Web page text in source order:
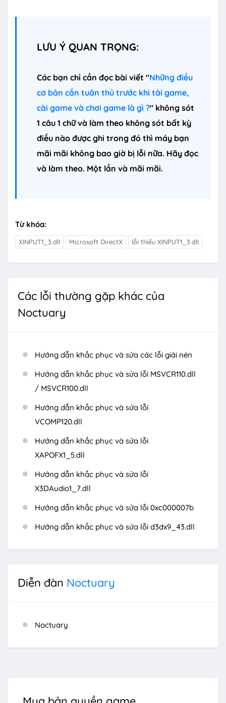
LƯU Ý QUAN TRỌNG:
Các bạn chỉ cần đọc bài viết "Những điều
cơ bản cần tuân thủ trước khi tải game,
cài game và chơi game là gì ?" không sót
1 câu 1 chữ và làm theo không sót bất kỳ
điều nào được ghi trong đó thì máy bạn
mãi mãi không bao giờ bị lỗi nữa. Hãy đọc
và làm theo. Một lần và mãi mãi.
Từ khóa:
XINPUT1_3.dll Microsoft DirectX lỗi thiếu XINPUT1_3.dll
Các lỗi thường gặp khác của
Noctuary
Hướng dẫn khắc phục và sửa các lỗi giải nén
Hướng dẫn khắc phục và sửa lỗi MSVCR110.dll
/ MSVCR100.dll
Hướng dẫn khắc phục và sửa lỗi
VCOMP120.dll
Hướng dẫn khắc phục và sửa lỗi
XAPOFX1_5.dll
Hướng dẫn khắc phục và sửa lỗi
X3DAudio1_7.dll
Hướng dẫn khắc phục và sửa lỗi 0xc000007b
Hướng dẫn khắc phục và sửa lỗi d3dx9_43.dll
Diễn đàn Noctuary
Noctuary